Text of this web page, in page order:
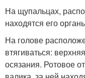
На щупальцах,
находятся его
На голове
втягиваться:
осязания. Ротовое